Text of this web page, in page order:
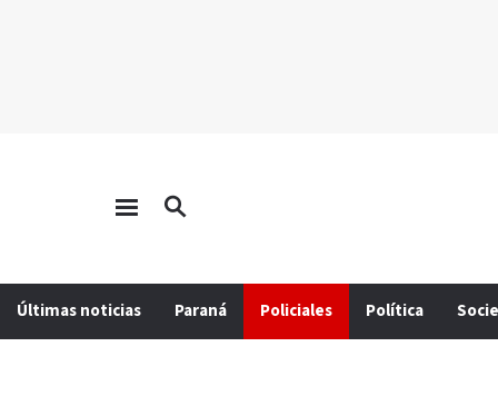
Últimas noticias Paraná Policiales Política